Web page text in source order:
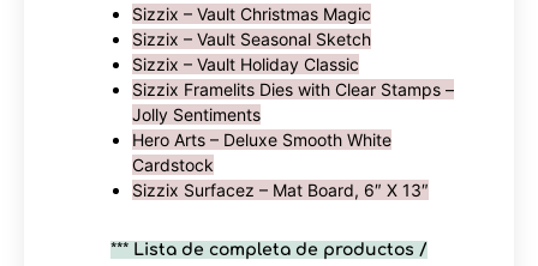
Sizzix – Vault Christmas Magic
Sizzix – Vault Seasonal Sketch
Sizzix – Vault Holiday Classic
Sizzix Framelits Dies with Clear Stamps –
Jolly Sentiments
Hero Arts – Deluxe Smooth White
Cardstock
Sizzix Surfacez – Mat Board, 6″ X 13″
*** Lista de completa de productos /